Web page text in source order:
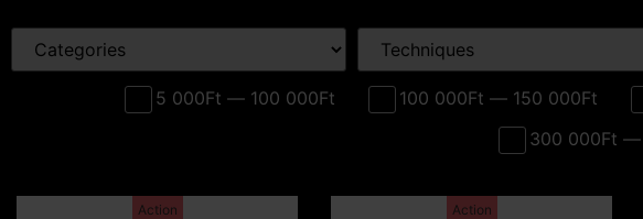
5 000Ft — 100 000Ft 100 000Ft — 150 000Ft
300 000Ft —
Action Action